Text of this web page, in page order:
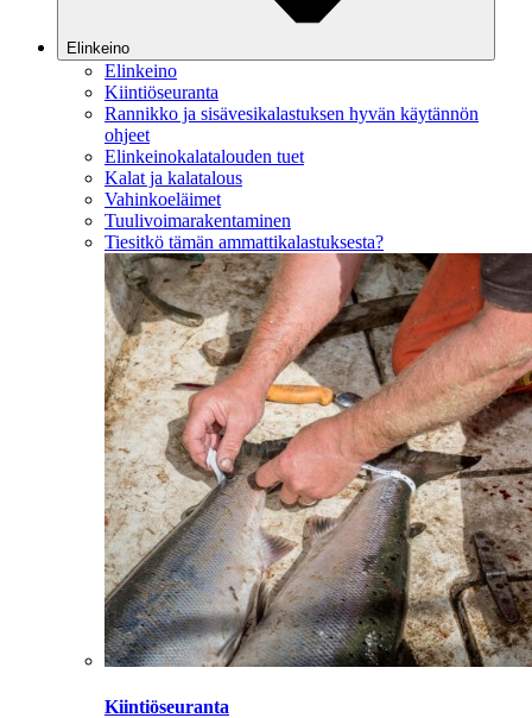
Elinkeino
Elinkeino
Kiintiöseuranta
Rannikko ja sisävesikalastuksen hyvän käytännön
ohjeet
Elinkeinokalatalouden tuet
Kalat ja kalatalous
Vahinkoeläimet
Tuulivoimarakentaminen
Tiesitkö tämän ammattikalastuksesta?
Kiintiöseuranta